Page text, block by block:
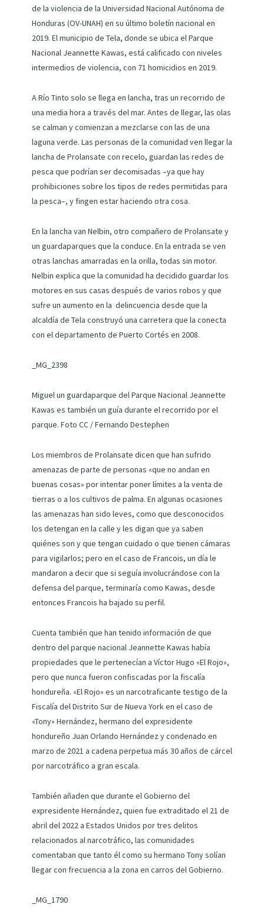
de la violencia de la Universidad Nacional Autónoma de
Honduras (OV-UNAH) en su último boletín nacional en
2019. El municipio de Tela, donde se ubica el Parque
Nacional Jeannette Kawas, está calificado con niveles
intermedios de violencia, con 71 homicidios en 2019.
A Río Tinto solo se llega en lancha, tras un recorrido de
una media hora a través del mar. Antes de llegar, las olas
se calman y comienzan a mezclarse con las de una
laguna verde. Las personas de la comunidad ven llegar la
lancha de Prolansate con recelo, guardan las redes de
pesca que podrían ser decomisadas –ya que hay
prohibiciones sobre los tipos de redes permitidas para
la pesca–, y fingen estar haciendo otra cosa.
En la lancha van Nelbin, otro compañero de Prolansate y
un guardaparques que la conduce. En la entrada se ven
otras lanchas amarradas en la orilla, todas sin motor.
Nelbin explica que la comunidad ha decidido guardar los
motores en sus casas después de varios robos y que
sufre un aumento en la delincuencia desde que la
alcaldía de Tela construyó una carretera que la conecta
con el departamento de Puerto Cortés en 2008.
_MG_2398
Miguel un guardaparque del Parque Nacional Jeannette
Kawas es también un guía durante el recorrido por el
parque. Foto CC / Fernando Destephen
Los miembros de Prolansate dicen que han sufrido
amenazas de parte de personas «que no andan en
buenas cosas» por intentar poner límites a la venta de
tierras o a los cultivos de palma. En algunas ocasiones
las amenazas han sido leves, como que desconocidos
los detengan en la calle y les digan que ya saben
quiénes son y que tengan cuidado o que tienen cámaras
para vigilarlos; pero en el caso de Francois, un día le
mandaron a decir que si seguía involucrándose con la
defensa del parque, terminaría como Kawas, desde
entonces Francois ha bajado su perfil.
Cuenta también que han tenido información de que
dentro del parque nacional Jeannette Kawas había
propiedades que le pertenecían a Víctor Hugo «El Rojo»,
pero que nunca fueron confiscadas por la fiscalía
hondureña. «El Rojo» es un narcotraficante testigo de la
Fiscalía del Distrito Sur de Nueva York en el caso de
«Tony» Hernández, hermano del expresidente
hondureño Juan Orlando Hernández y condenado en
marzo de 2021 a cadena perpetua más 30 años de cárcel
por narcotráfico a gran escala.
También añaden que durante el Gobierno del
expresidente Hernández, quien fue extraditado el 21 de
abril del 2022 a Estados Unidos por tres delitos
relacionados al narcotráfico, las comunidades
comentaban que tanto él como su hermano Tony solían
llegar con frecuencia a la zona en carros del Gobierno.
_MG_1790